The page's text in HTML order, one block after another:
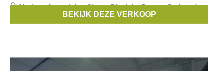
Merken:Anneclaire,Gigue,Riani,La Pomme De Loveley,
BEKIJK DEZE VERKOOP